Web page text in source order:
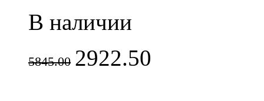
В наличии
5845.00 2922.50